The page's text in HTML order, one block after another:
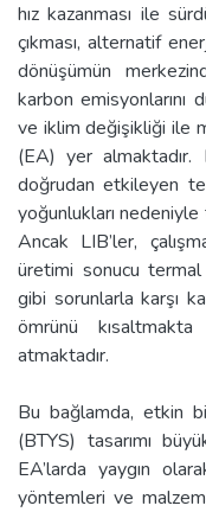
hız kazanması ile
çıkması, alternatif
dönüşümün
karbon emisyonlarını
ve iklim değişikliği ile
(EA) yer almaktadır.
doğrudan etkileyen
yoğunlukları
Ancak LIB’ler,
üretimi sonucu
gibi sorunlarla karşı
ömrünü
atmaktadır.
Bu bağlamda, etkin
(BTYS) tasarımı
EA’larda yaygın
yöntemleri ve